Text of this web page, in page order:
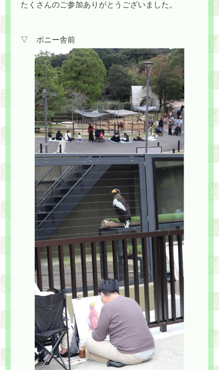
たくさんのご参加ありがとうございました。
▽ ポニー舎前